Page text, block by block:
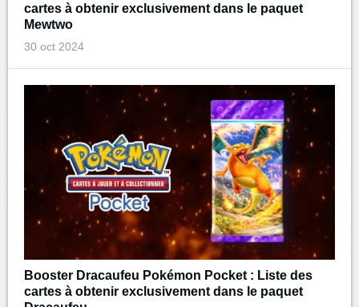
cartes à obtenir exclusivement dans le paquet
Mewtwo
30 oct 2024
Booster Dracaufeu Pokémon Pocket : Liste des
cartes à obtenir exclusivement dans le paquet